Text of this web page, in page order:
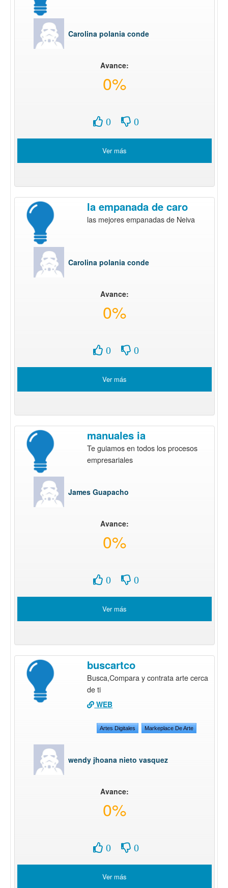
Carolina polania conde
Avance:
0%
0 0
Ver más
la empanada de caro
las mejores empanadas de Neiva
Carolina polania conde
Avance:
0%
0 0
Ver más
manuales ia
Te guiamos en todos los procesos
empresariales
James Guapacho
Avance:
0%
0 0
Ver más
buscartco
Busca,Compara y contrata arte cerca
de ti
WEB
Artes Digitales Markeplace De Arte
wendy jhoana nieto vasquez
Avance:
0%
0 0
Ver más